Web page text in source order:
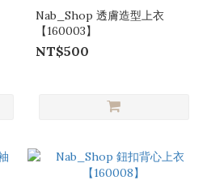
Nab_Shop 透膚造型上衣
【160003】
NT$500